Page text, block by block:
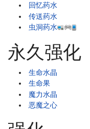
回忆药水
传送药水
虫洞药水
永久强化
生命水晶
生命果
魔力水晶
恶魔之心